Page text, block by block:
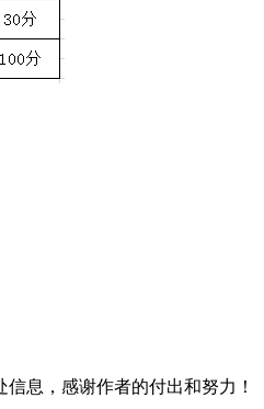
息，感谢作者的付出和努力！